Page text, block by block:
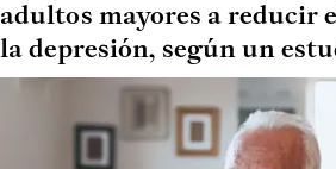
adultos mayores a reducir
la depresión, según un